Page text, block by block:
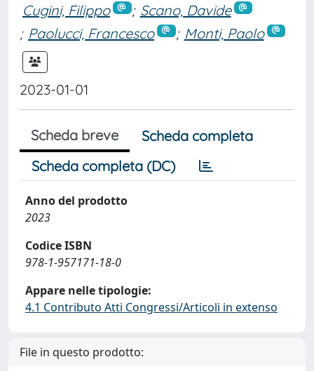
Cugini, Filippo ; Scano, Davide
; Paolucci, Francesco ; Monti, Paolo
2023-01-01
Scheda breve
Scheda completa
Scheda completa (DC)
Anno del prodotto
2023
Codice ISBN
978-1-957171-18-0
Appare nelle tipologie:
4.1 Contributo Atti Congressi/Articoli in extenso
File in questo prodotto: